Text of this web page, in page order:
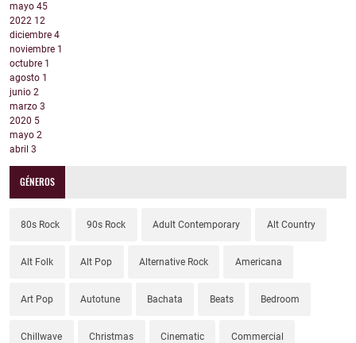
mayo 45
2022 12
diciembre 4
noviembre 1
octubre 1
agosto 1
junio 2
marzo 3
2020 5
mayo 2
abril 3
GÉNEROS
80s Rock 90s Rock Adult Contemporary Alt Country
Alt Folk Alt Pop Alternative Rock Americana
Art Pop Autotune Bachata Beats Bedroom
Chillwave Christmas Cinematic Commercial